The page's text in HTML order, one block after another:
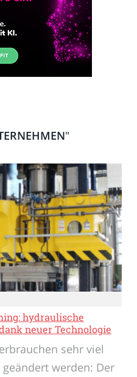
"
hydraulische
neuer Technologie
sehr viel
werden: Der